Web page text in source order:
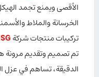
الأقصى ويمنع تجمد
الخرسانة والملاط
ترکیبات منتجات شركة
تم تصميم وتقديم مرونة
الدقيقة، تساهم في عزل